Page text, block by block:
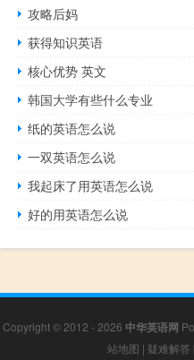
攻略后妈
获得知识英语
核心优势 英文
韩国大学有些什么专业
纸的英语怎么说
一双英语怎么说
我起床了用英语怎么说
好的用英语怎么说
Copyright © 2012 - 2026 中华英语网
站地图 | 疑难解答